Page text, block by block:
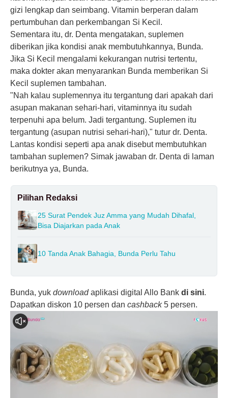
gizi lengkap dan seimbang. Vitamin berperan dalam
pertumbuhan dan perkembangan Si Kecil.
Sementara itu, dr. Denta mengatakan, suplemen
diberikan jika kondisi anak membutuhkannya, Bunda.
Jika Si Kecil mengalami kekurangan nutrisi tertentu,
maka dokter akan menyarankan Bunda memberikan Si
Kecil suplemen tambahan.
"Nah kalau suplemennya itu tergantung dari apakah dari
asupan makanan sehari-hari, vitaminnya itu sudah
terpenuhi apa belum. Jadi tergantung. Suplemen itu
tergantung (asupan nutrisi sehari-hari)," tutur dr. Denta.
Lantas kondisi seperti apa anak disebut membutuhkan
tambahan suplemen? Simak jawaban dr. Denta di laman
berikutnya ya, Bunda.
Pilihan Redaksi
25 Surat Pendek Juz Amma yang Mudah Dihafal,
Bisa Diajarkan pada Anak
10 Tanda Anak Bahagia, Bunda Perlu Tahu
Bunda, yuk downloadaplikasi digital Allo Bank di sini.
Dapatkan diskon 10 persen dan cashback5 persen.